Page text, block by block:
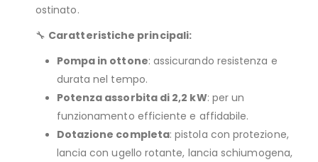
ostinato.
🔧 Caratteristiche principali:
Pompa in ottone: assicurando resistenza e
durata nel tempo.
Potenza assorbita di 2,2 kW: per un
funzionamento efficiente e affidabile.
Dotazione completa: pistola con protezione,
lancia con ugello rotante, lancia schiumogena,